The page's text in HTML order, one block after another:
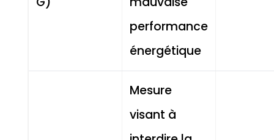
performance
énergétique
Mesure
visant à